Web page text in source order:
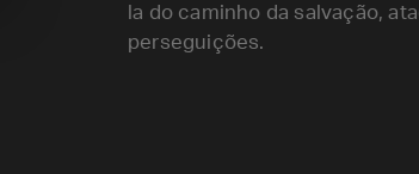
la do caminho da salvação,
perseguições.